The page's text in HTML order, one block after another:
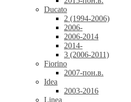
Ducato
2 (1994-2006)
2006-
2006-2014
2014-
3 (2006-2011)
Fiorino
2007-пон.в.
Idea
2003-2016
Linea